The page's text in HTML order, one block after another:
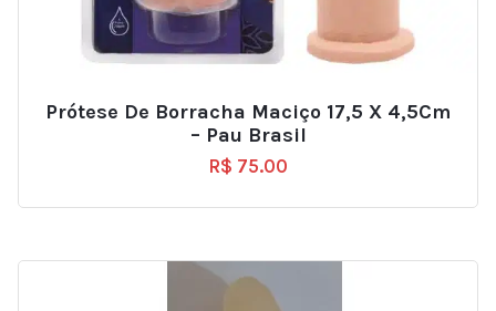
Prótese De Borracha Maciço 17,5 X 4,5Cm
– Pau Brasil
R$ 75.00